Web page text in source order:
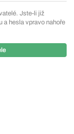
Jste-li již
a hesla vpravo nahoře